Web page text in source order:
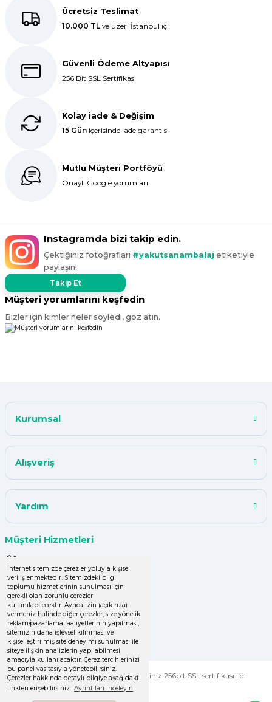
İnternet sitemizde çerezler yoluyla kişisel
veri işlenmektedir. Sitemizdeki bilgi
toplumu hizmetlerinin sunulması için
gerekli olan zorunlu çerezler
kullanılabilecektir. Ayrıca izin (açık rıza)
vermeniz halinde diğer çerezler; size yönelik
reklam/pazarlama faaliyetlerinin yapılması,
sitemizin daha işlevsel kılınması ve
kişiselleştirilmiş site deneyimi sunulması ile
siteye ilişkin analizlerin yapılabilmesi
amacıyla kullanılacaktır. Çerez tercihlerinizi
bu panel vasıtasıyla yönetebilirsiniz.
Çerezler hakkında detaylı bilgiye aşağıdaki
linkten erişebilirsiniz. Ayrıntıları inceleyin
Dolphin aynı kalitede . Hızlı kargo
ve teslimat için ayrıca teşekkür
Bir önceki siparişim sorunsuz geldi
sipariş verdim inşallah sıkıntı olmaz
hızlı kargo içinde teşekkürler
kargo hızlı çıkıyor x firma da
G... T... | 19/12/2024
Süper hızlı geldi
Ürünler tam istediğim gibi
Fiyat iyi
F... K... | 10/11/2024
kalitede
Y... A... | 18/07/2024
herşey çok iyi kalite ve fiyatları
GÜLDEN DEMİRCİ | 16/04/2024
Kolay işlem, hızlı sipariş oluşturma,
hızlı kargo
Zeynep Şenbay Gül | 07/04/2024
Deneyimini Paylaş
Ücretsiz Teslimat
10.000 TL ve üzeri İstanbul içi
Güvenli Ödeme Altyapısı
256 Bit SSL Sertifikası
Kolay iade & Değişim
15 Gün içerisinde iade garantisi
Mutlu Müşteri Portföyü
Onaylı Google yorumları
Instagramda bizi takip edin.
Çektiğiniz fotoğrafları #yakutsanambalaj etiketiyle
paylaşın!
Takip Et
Müşteri yorumlarını keşfedin
Bizler için kimler neler söyledi, göz atın.
Kurumsal
Alışveriş
Yardım
Müşteri Hizmetleri
0 (536) 060 16 65
info@yakutsanambalaj.com.tr
İletişim Bilgilerimiz
© Tüm Hakları Saklıdır. Kredi kartı bilgileriniz 256bit SSL sertifikası ile
korunmaktadır.